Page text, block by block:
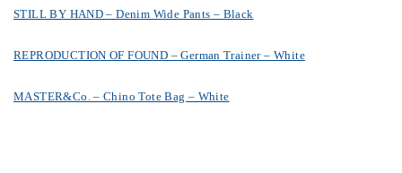
STILL BY HAND – Denim Wide Pants – Black
REPRODUCTION OF FOUND – German Trainer – White
MASTER&Co. – Chino Tote Bag – White